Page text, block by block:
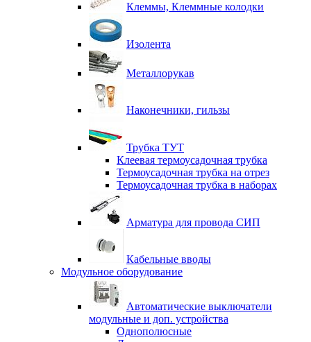
Клеммы, Клеммные колодки
Изолента
Металлорукав
Наконечники, гильзы
Трубка ТУТ
Клеевая термоусадочная трубка
Термоусадочная трубка на отрез
Термоусадочная трубка в наборах
Арматура для провода СИП
Кабельные вводы
Модульное оборудование
Автоматические выключатели
модульные и доп. устройства
Однополюсные